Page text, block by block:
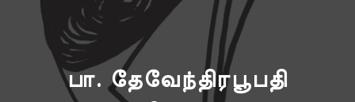
பா. தேவேந்திரபூபதி